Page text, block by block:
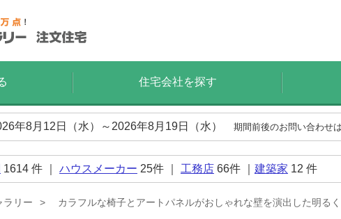
住宅会社を探す
年8月12日（水）～2026年8月19日（水） 期間前後のお問い合わせ
1614 件 ｜ ハウスメーカー 25件 ｜ 工務店 66件 ｜ 建築家 12 件
ラリー カラフルな椅子とアートパネルがおしゃれな壁を演出した明る